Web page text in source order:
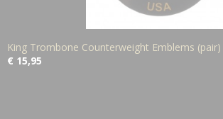
King Trombone Counterweight Emblems (pair)
€ 15,95